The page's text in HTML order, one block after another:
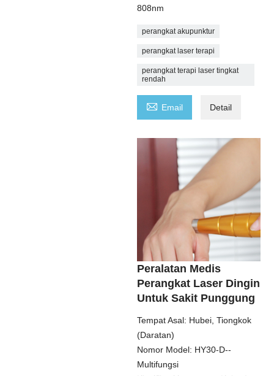
808nm
perangkat akupunktur
perangkat laser terapi
perangkat terapi laser tingkat
rendah
 Email Detail
Peralatan Medis
Perangkat Laser Dingin
Untuk Sakit Punggung
Tempat Asal: Hubei, Tiongkok
(Daratan)
Nomor Model: HY30-D--
Multifungsi